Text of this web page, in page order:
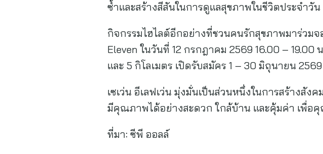
ซ้ำและสร้างสีสันในการดูแลสุขภาพในชีวิตประจำวัน
กิจกรรมไฮไลต์อีกอย่างที่ชวนคนรักสุขภาพมาร่วม
Eleven ในวันที่ 12 กรกฎาคม 2569 16.00 –
และ 5 กิโลเมตร เปิดรับสมัคร 1 – 30 มิถุนายน
เซเว่น อีเลฟเว่น มุ่งมั่นเป็นส่วนหนึ่งในการสร้างสั
มีคุณภาพได้อย่างสะดวก ใกล้บ้าน และคุ้มค่า เพื่
ที่มา: ซีพี ออลล์